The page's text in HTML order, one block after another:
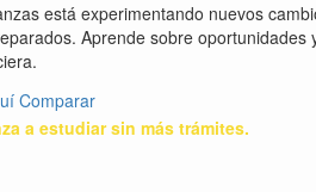
está experimentando nuevos
Aprende sobre oportunidades
Comparar
a estudiar sin más trámites.